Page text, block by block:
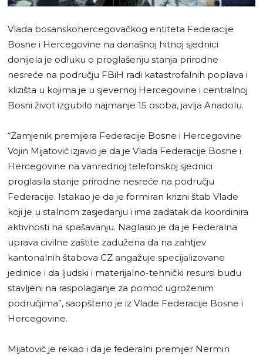
Vlada bosanskohercegovačkog entiteta Federacije
Bosne i Hercegovine na današnoj hitnoj sjednici
donijela je odluku o proglašenju stanja prirodne
nesreće na području FBiH radi katastrofalnih poplava i
klizišta u kojima je u sjevernoj Hercegovine i centralnoj
Bosni život izgubilo najmanje 15 osoba, javlja Anadolu.
“Zamjenik premijera Federacije Bosne i Hercegovine
Vojin Mijatović izjavio je da je Vlada Federacije Bosne i
Hercegovine na vanrednoj telefonskoj sjednici
proglasila stanje prirodne nesreće na području
Federacije. Istakao je da je formiran krizni štab Vlade
koji je u stalnom zasjedanju i ima zadatak da koordinira
aktivnosti na spašavanju. Naglasio je da je Federalna
uprava civilne zaštite zadužena da na zahtjev
kantonalnih štabova CZ angažuje specijalizovane
jedinice i da ljudski i materijalno-tehnički resursi budu
stavljeni na raspolaganje za pomoć ugroženim
područjima”, saopšteno je iz Vlade Federacije Bosne i
Hercegovine.
Mijatović je rekao i da je federalni premijer Nermin